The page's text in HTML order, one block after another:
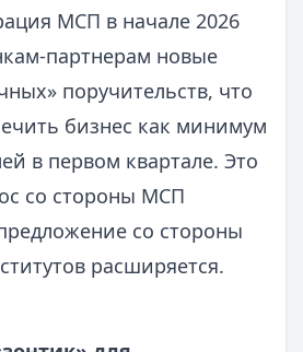
МСП в начале 2026
партнерам новые
поручительств, что
бизнес как минимум
в первом квартале. Это
со стороны МСП
со стороны
расширяется.